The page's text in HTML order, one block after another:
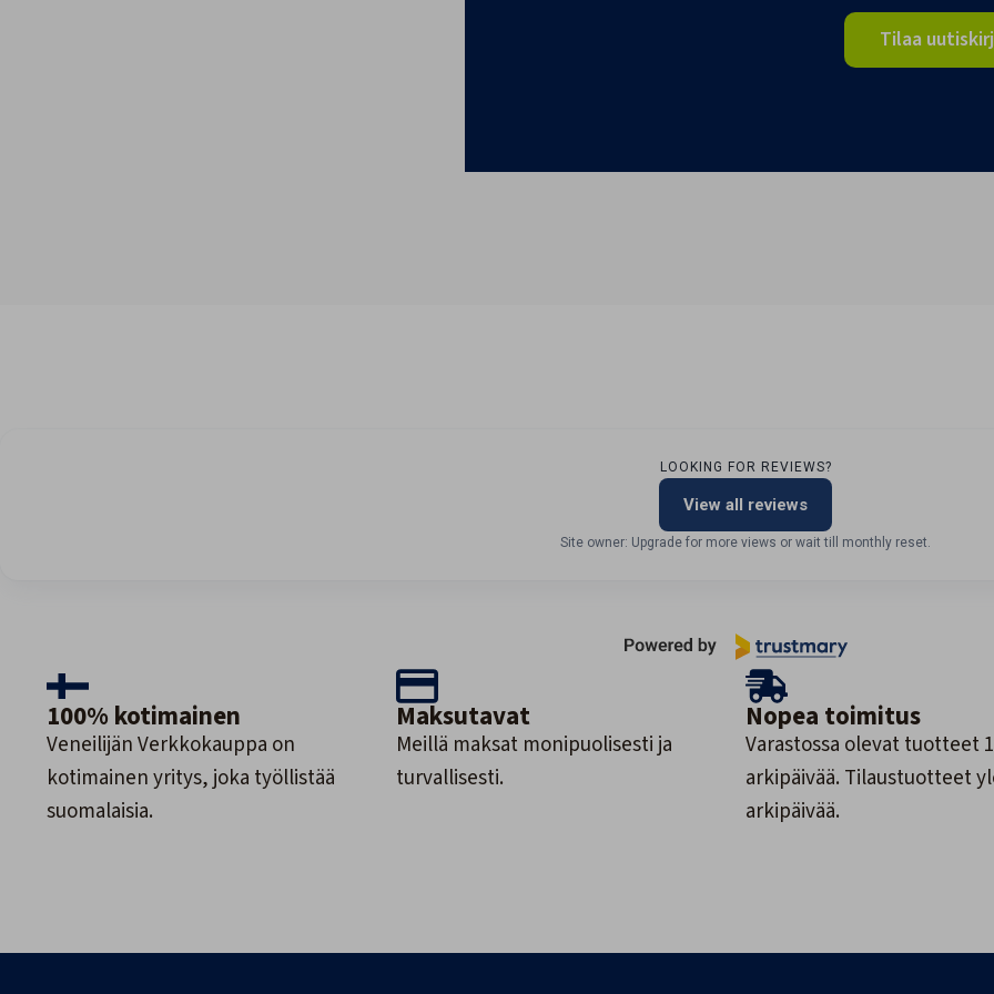
Tilaa
LOOKING FOR REVIEWS?
View all reviews
Site owner: Upgrade for more views or wait till monthly reset.
100% kotimainen
Veneilijän Verkkokauppa on
kotimainen yritys, joka työllistää
suomalaisia.
Maksutavat
Meillä maksat monipuolisesti ja
turvallisesti.
Nopea toimitus
Varastossa olevat tuotteet
arkipäivää. Tilaustuotteet
arkipäivää.